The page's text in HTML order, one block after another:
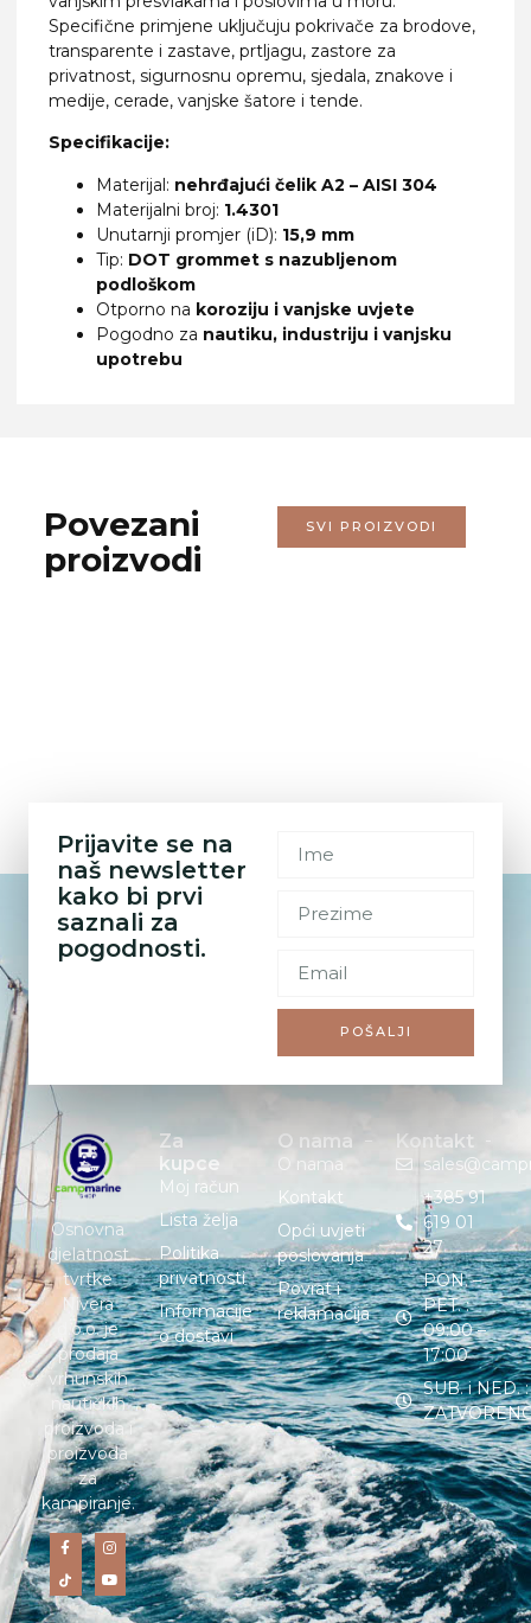
Specifične primjene uključuju pokrivače za brodove,
transparente i zastave, prtljagu, zastore za
privatnost, sigurnosnu opremu, sjedala, znakove i
medije, cerade, vanjske šatore i tende.
Specifikacije:
Materijal: nehrđajući čelik A2 – AISI 304
Materijalni broj: 1.4301
Unutarnji promjer (iD): 15,9 mm
Tip: DOT grommet s nazubljenom
podloškom
Otporno na koroziju i vanjske uvjete
Pogodno za nautiku, industriju i vanjsku
upotrebu
Povezani
proizvodi
SVI PROIZVODI
Prijavite se na
naš newsletter
kako bi prvi
saznali za
pogodnosti.
POŠALJI
Osnovna
djelatnost
tvrtke
Nivera
d.o.o. je
prodaja
vrhunskih
nautičkih
proizvoda i
proizvoda
za
kampiranje.
Za
kupce
Moj račun
Lista želja
Politika
privatnosti
Informacije
o dostavi
O nama
O nama
Kontakt
Opći uvjeti
poslovanja
Povrat i
reklamacija
Kontakt
+385 91
619 01
27
PON. –
PET. :
09:00 –
17:00
SUB. i NED. :